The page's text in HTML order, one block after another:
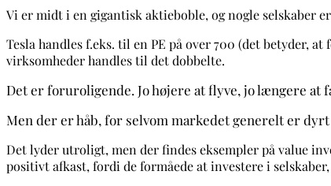
Vi er midt i en gigantisk aktieboble, og nogle selskaber
Tesla handles f.eks. til en PE på over 700 (det betyder,
virksomheder handles til det dobbelte.
Det er foruroligende. Jo højere at flyve, jo længere at
Men der er håb, for selvom markedet generelt er
Det lyder utroligt, men der findes eksempler på value
positivt afkast, fordi de formåede at investere i